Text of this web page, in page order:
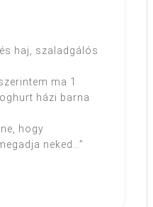
haj, szaladgálós
ma 1
házi barna
hogy
neked…”